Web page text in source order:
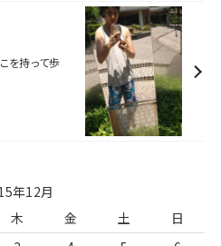
を持って歩
年12月
木 金 土
日